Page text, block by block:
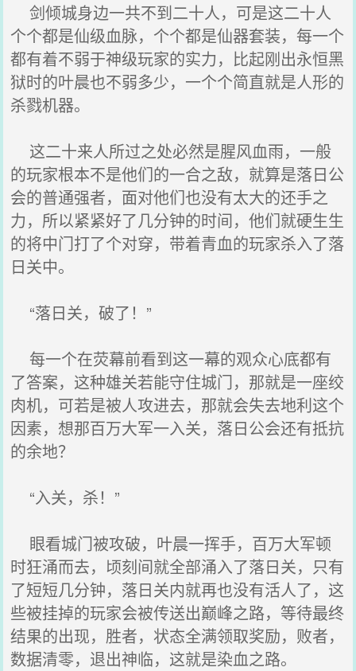
剑倾城身边一共不到二十人，可是这二十人
个个都是仙级血脉，个个都是仙器套装，每一个
都有着不弱于神级玩家的实力，比起刚出永恒黑
狱时的叶晨也不弱多少，一个个简直就是人形的
杀戮机器。
这二十来人所过之处必然是腥风血雨，一般
的玩家根本不是他们的一合之敌，就算是落日公
会的普通强者，面对他们也没有太大的还手之
力，所以紧紧好了几分钟的时间，他们就硬生生
的将中门打了个对穿，带着青血的玩家杀入了落
日关中。
“落日关，破了！”
每一个在荧幕前看到这一幕的观众心底都有
了答案，这种雄关若能守住城门，那就是一座绞
肉机，可若是被人攻进去，那就会失去地利这个
因素，想那百万大军一入关，落日公会还有抵抗
的余地？
“入关，杀！”
眼看城门被攻破，叶晨一挥手，百万大军顿
时狂涌而去，顷刻间就全部涌入了落日关，只有
了短短几分钟，落日关内就再也没有活人了，这
些被挂掉的玩家会被传送出巅峰之路，等待最终
结果的出现，胜者，状态全满领取奖励，败者，
数据清零，退出神临，这就是染血之路。